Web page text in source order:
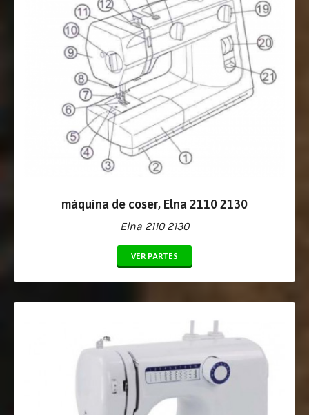
máquina de coser, Elna 2110 2130
Elna 2110 2130
VER PARTES